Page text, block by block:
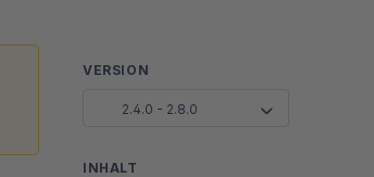
VERSION
2.4.0 - 2.8.0
INHALT